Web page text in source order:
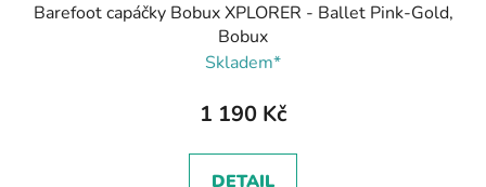
Barefoot capáčky Bobux XPLORER - Ballet Pink-Gold,
Bobux
Skladem*
1 190 Kč
DETAIL